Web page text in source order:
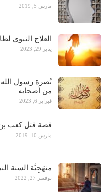
مارس 5, 2019
العلاج النبوي
يناير 29, 2023
نُصرة رسول
من أصحابه
فبراير 6, 2023
قصة قتل كعب بن
مارس 10, 2019
منهَجِيَّة السنة
نوفمبر 27, 2022